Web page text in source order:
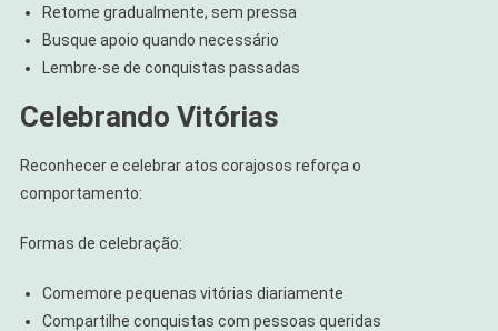
Retome gradualmente, sem pressa
Busque apoio quando necessário
Lembre-se de conquistas passadas
Celebrando Vitórias
Reconhecer e celebrar atos corajosos reforça o
comportamento:
Formas de celebração:
Comemore pequenas vitórias diariamente
Compartilhe conquistas com pessoas queridas